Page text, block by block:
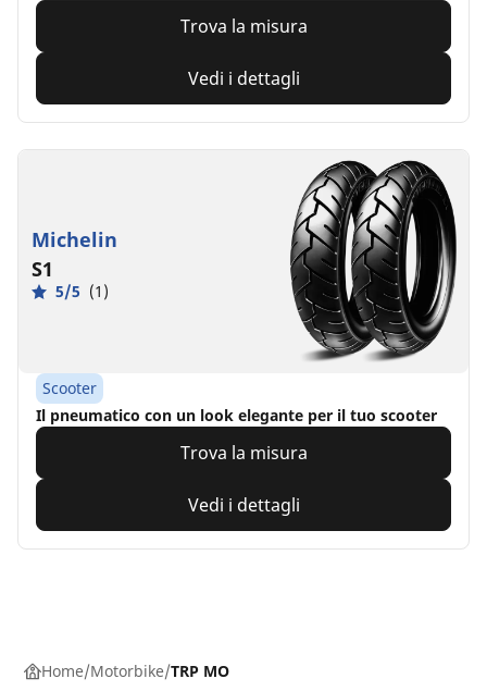
Trova la misura
Vedi i dettagli
Michelin
S1
5/5 (1)
Scooter
Il pneumatico con un look elegante per il tuo scooter
Trova la misura
Vedi i dettagli
Home Motorbike TRP MO